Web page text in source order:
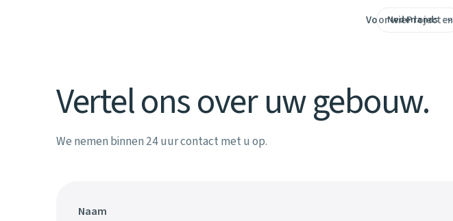
Voor wieProjecten
Vertel ons over uw gebouw.
We nemen binnen 24 uur contact met u op.
Naam